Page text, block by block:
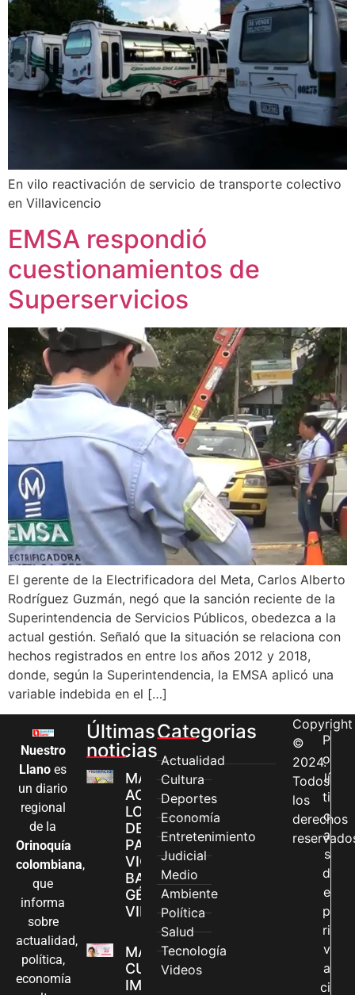
En vilo reactivación de servicio de transporte colectivo
en Villavicencio
EMSA respondió
cuestionamientos de
Superservicios
El gerente de la Electrificadora del Meta, Carlos Alberto
Rodríguez Guzmán, negó que la sanción reciente de la
Superintendencia de Servicios Públicos, obedezca a la
actual gestión. Señaló que la situación se relaciona con
hechos registrados en entre los años 2012 y 2018,
donde, según la Superintendencia, la EMSA aplicó una
variable indebida en el […]
Nuestro
Llano es
un diario
regional
de la
Orinoquía
colombiana,
que
informa
sobre
actualidad,
política,
economía
Últimas
noticias
MÁS MUJERES
ACCEDEN A
LOS CANALES
DE ATENCIÓN
PARA
VIOLENCIAS
BASADAS EN
GÉNERO EN
VILLAVICENCIO
MADRES
CUIDADORAS
IMPULSAN SUS
Categorias
Actualidad
Cultura
Deportes
Economía
Entretenimiento
Judicial
Medio
Ambiente
Política
Salud
Tecnología
Videos
Copyright
©
2024.
Todos
los
derechos
P
o
lí
ti
c
a
s
d
e
p
ri
v
a
ci